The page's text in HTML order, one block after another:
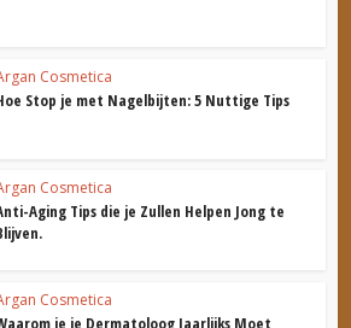
Cosmetica
Stop je met Nagelbijten: 5 Nuttige Tips
Cosmetica
Aging Tips die je Zullen Helpen Jong te
Cosmetica
je je Dermatoloog Jaarlijks Moet